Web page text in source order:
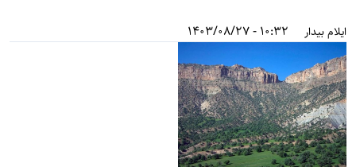
ایلام بیدار 10:32 - 1403/08/27